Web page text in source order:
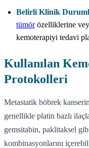
Belirli Klinik
tümörözelliklerine
kemoterapiyi tedavi
Kullanılan
Protokolleri
Metastatik böbrek
genellikle platin bazlı
gemsitabin, paklitaksel
kombinasyonlarını